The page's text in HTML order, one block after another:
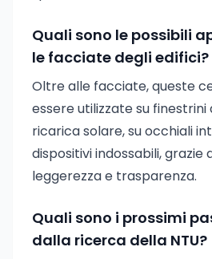
Quali sono le possibili
le facciate degli edifici?
Oltre alle facciate, queste
essere utilizzate su
ricarica solare, su occhiali
dispositivi indossabili, grazie
leggerezza e trasparenza.
Quali sono i prossimi
dalla ricerca della NTU?